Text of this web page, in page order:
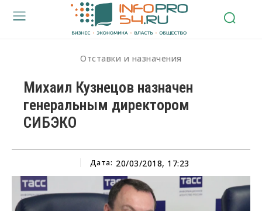
Отставки и назначения
Михаил Кузнецов назначен
генеральным директором
СИБЭКО
Дата: 20/03/2018, 17:23